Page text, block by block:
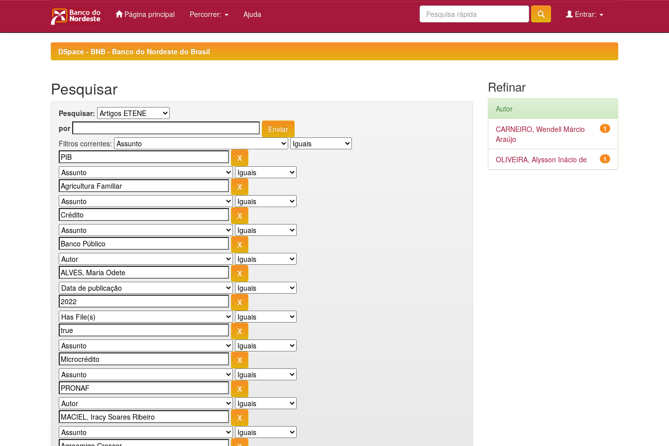
Página principal Percorrer: Ajuda Entrar:
DSpace - BNB - Banco do Nordeste do Brasil
Pesquisar
Pesquisar:
por
Filtros correntes:
Refinar
Autor
1
CARNEIRO, Wendell Márcio
Araújo
1
OLIVEIRA, Alysson Inácio de